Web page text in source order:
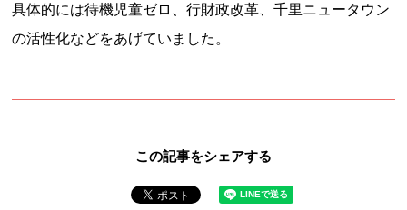
具体的には待機児童ゼロ、行財政改革、千里ニュータウン
の活性化などをあげていました。
この記事をシェアする